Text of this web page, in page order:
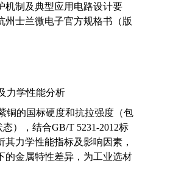
机制及典型应用电路设计要
州士兰微电子官方规格书（版
力学性能分析
铜的国标硬度和抗拉强度（包
），结合GB/T 5231-2012标
其力学性能指标及影响因素，
的金属特性差异，为工业选材